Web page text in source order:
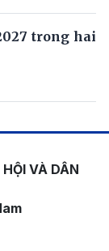
trong hai
VÀ DÂN